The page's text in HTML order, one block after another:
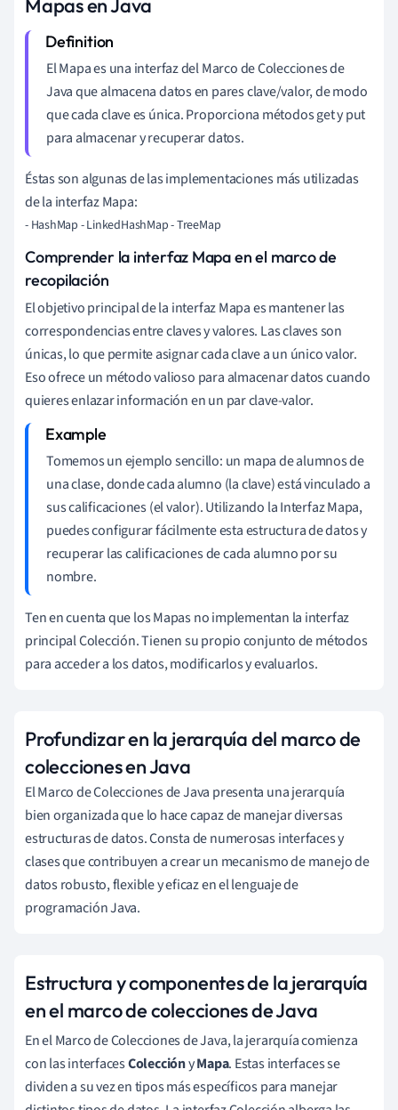
El Mapa es una interfaz del Marco de Colecciones de
Java que almacena datos en pares clave/valor, de modo
que cada clave es única. Proporciona métodos get y put
para almacenar y recuperar datos.
Éstas son algunas de las implementaciones más utilizadas
de la interfaz Mapa:
- HashMap - LinkedHashMap - TreeMap
Comprender la interfaz Mapa en el marco de
recopilación
El objetivo principal de la interfaz Mapa es mantener las
correspondencias entre claves y valores. Las claves son
únicas, lo que permite asignar cada clave a un único valor.
Eso ofrece un método valioso para almacenar datos cuando
quieres enlazar información en un par clave-valor.
Tomemos un ejemplo sencillo: un mapa de alumnos de
una clase, donde cada alumno (la clave) está vinculado a
sus calificaciones (el valor). Utilizando la Interfaz Mapa,
puedes configurar fácilmente esta estructura de datos y
recuperar las calificaciones de cada alumno por su
nombre.
Ten en cuenta que los Mapas no implementan la interfaz
principal Colección. Tienen su propio conjunto de métodos
para acceder a los datos, modificarlos y evaluarlos.
Profundizar en la jerarquía del marco de
colecciones en Java
El Marco de Colecciones de Java presenta una jerarquía
bien organizada que lo hace capaz de manejar diversas
estructuras de datos. Consta de numerosas interfaces y
clases que contribuyen a crear un mecanismo de manejo de
datos robusto, flexible y eficaz en el lenguaje de
programación Java.
Estructura y componentes de la jerarquía
en el marco de colecciones de Java
En el Marco de Colecciones de Java, la jerarquía comienza
con las interfacesColecciónyMapa. Estas interfaces se
dividen a su vez en tipos más específicos para manejar